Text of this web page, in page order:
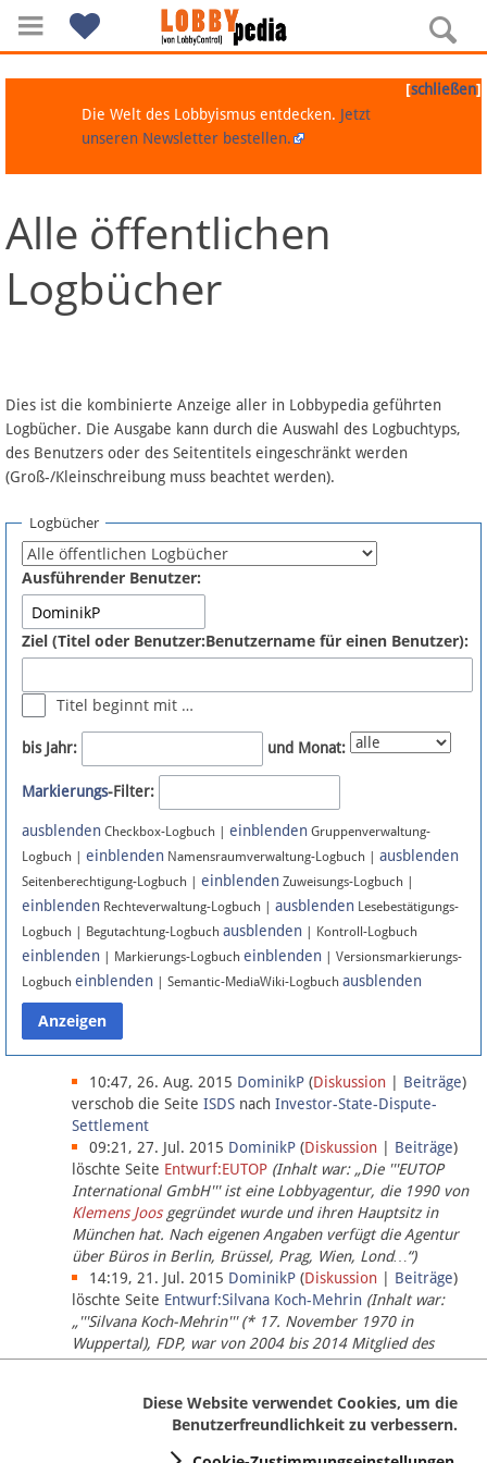
Navigation
Über Lobbypedia
Artikel nach Kategorien
FAQ
Fördermitglied werden
Fehler melden
Newsletter
Bluesky
Facebook
Instagram
Anmelden
Datenschutz
Über Lobbypedia
Impressum
[schließen]
Die Welt des Lobbyismus entdecken. Jetzt
unseren Newsletter bestellen.
Alle öffentlichen
Logbücher
Dies ist die kombinierte Anzeige aller in Lobbypedia geführten
Logbücher. Die Ausgabe kann durch die Auswahl des Logbuchtyps,
des Benutzers oder des Seitentitels eingeschränkt werden
(Groß-/Kleinschreibung muss beachtet werden).
Logbücher
Ausführender Benutzer:
Ziel (Titel oder Benutzer:Benutzername für einen Benutzer):
Titel beginnt mit …
bis Jahr: und Monat:
Markierungs-Filter:
ausblenden Checkbox-Logbuch | einblenden Gruppenverwaltung-
Logbuch | einblenden Namensraumverwaltung-Logbuch | ausblenden
Seitenberechtigung-Logbuch | einblenden Zuweisungs-Logbuch |
einblenden Rechteverwaltung-Logbuch | ausblenden Lesebestätigungs-
Logbuch | Begutachtung-Logbuch ausblenden | Kontroll-Logbuch
einblenden | Markierungs-Logbuch einblenden | Versionsmarkierungs-
Logbuch einblenden | Semantic-MediaWiki-Logbuch ausblenden
10:47, 26. Aug. 2015 DominikP (Diskussion Beiträge)
verschob die Seite ISDS nach Investor-State-Dispute-
Settlement
09:21, 27. Jul. 2015 DominikP (Diskussion Beiträge)
löschte Seite Entwurf:EUTOP (Inhalt war: „Die '''EUTOP
International GmbH''' ist eine Lobbyagentur, die 1990 von
Klemens Joosgegründet wurde und ihren Hauptsitz in
München hat. Nach eigenen Angaben verfügt die Agentur
über Büros in Berlin, Brüssel, Prag, Wien, Lond…“)
14:19, 21. Jul. 2015 DominikP (Diskussion Beiträge)
löschte Seite Entwurf:Silvana Koch-Mehrin (Inhalt war:
„'''Silvana Koch-Mehrin''' (* 17. November 1970 in
Wuppertal), FDP, war von 2004 bis 2014 Mitglied des
Europäischen Parlaments, seit November 2014 ist sie für
Diese Website verwendet Cookies, um die
Benutzerfreundlichkeit zu verbessern.